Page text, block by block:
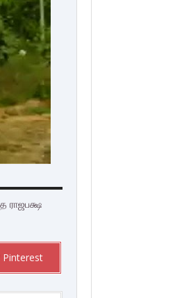
ராஜபக்ஷ
Pinterest